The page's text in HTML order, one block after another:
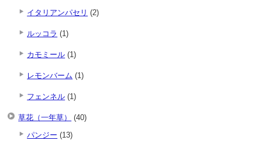
イタリアンパセリ (2)
ルッコラ (1)
カモミール (1)
レモンバーム (1)
フェンネル (1)
草花（一年草）
(40)
パンジー (13)